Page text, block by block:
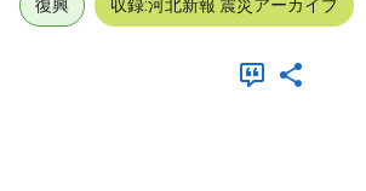
復興 収録:河北新報 震災アーカイブ